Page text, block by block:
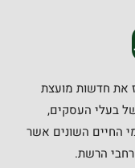
את חדשות מועצת
בעלי העסקים,
החיים השונים אשר
הרשת.